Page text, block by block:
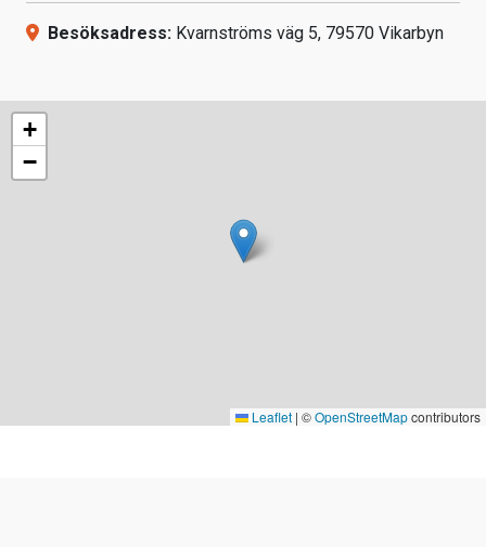
Besöksadress: Kvarnströms väg 5, 79570 Vikarbyn
+
−
Leaflet | ©OpenStreetMapcontributors